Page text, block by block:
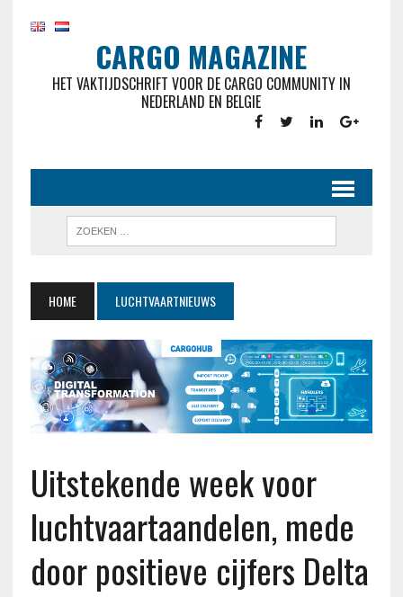
CARGO MAGAZINE
HET VAKTIJDSCHRIFT VOOR DE CARGO COMMUNITY IN
NEDERLAND EN BELGIE
HOME LUCHTVAARTNIEUWS
Uitstekende week voor
luchtvaartaandelen, mede
door positieve cijfers Delta